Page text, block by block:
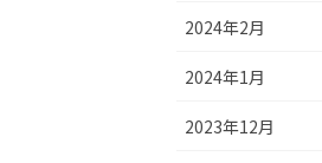
2024年2月
2024年1月
2023年12月